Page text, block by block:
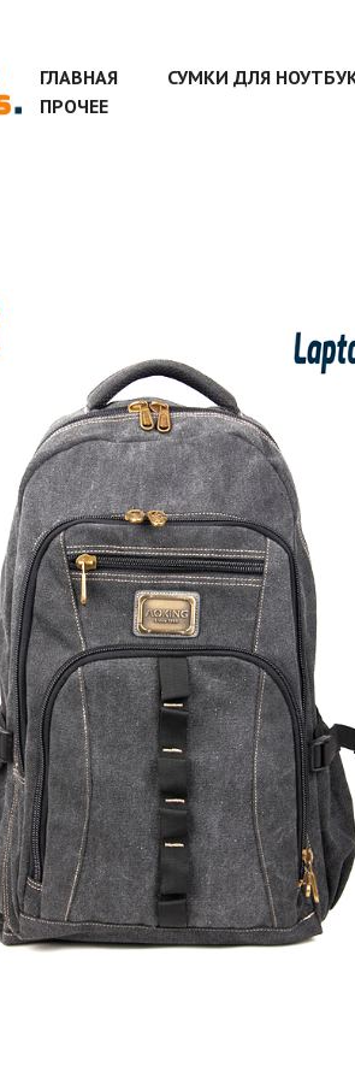
ГЛАВНАЯ СУМКИ ДЛЯ
ПРОЧЕЕ